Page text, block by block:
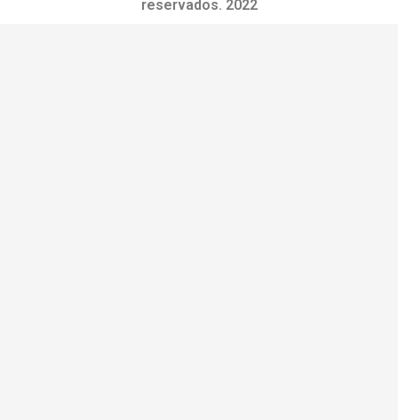
reservados. 2022